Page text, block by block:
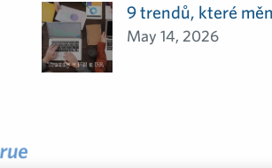
9 trendů, které
May 14, 2026